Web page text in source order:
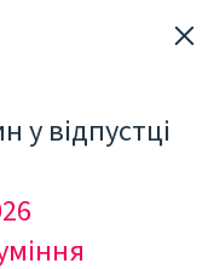
у відпустці